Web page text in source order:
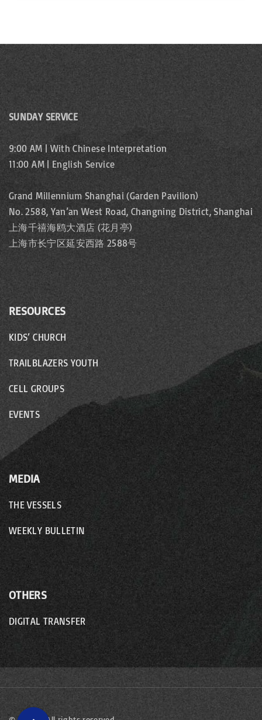
SUNDAY SERVICE
9:00 AM | With Chinese Interpretation
11:00 AM | English Service
Grand Millennium Shanghai (Garden Pavilion)
No. 2588, Yan’an West Road, Changning District, Shanghai
上海千禧海鸥大酒店 (花月亭)
上海市长宁区延安西路 2588号
RESOURCES
KIDS’ CHURCH
TRAILBLAZERS YOUTH
CELL GROUPS
EVENTS
MEDIA
THE VESSELS
WEEKLY BULLETIN
OTHERS
DIGITAL TRANSFER